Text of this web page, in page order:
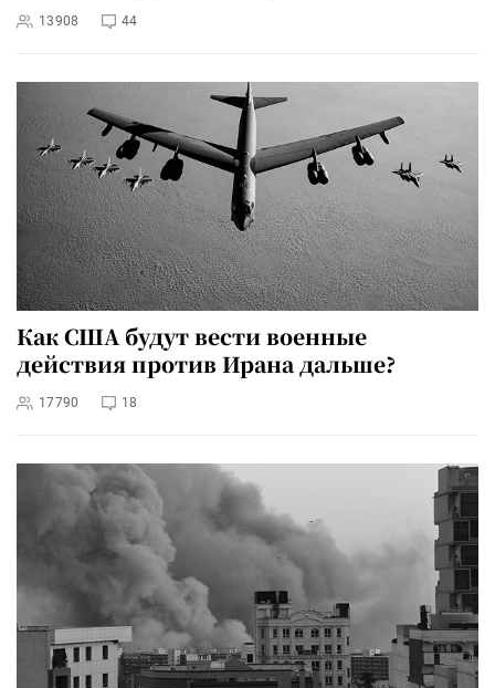
13908 44
Как США будут вести военные
действия против Ирана дальше?
17790 18